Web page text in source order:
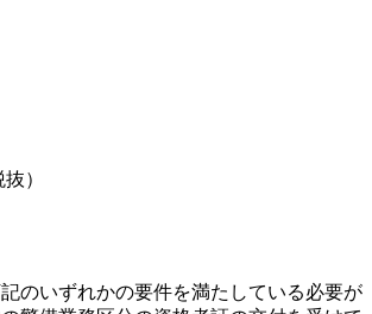
）
のいずれかの要件を満たしている必要が